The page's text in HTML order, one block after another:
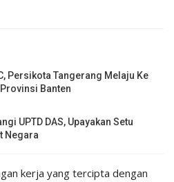
Persikota Tangerang Melaju Ke
Banten
UPTD DAS, Upayakan Setu
Negara
kerja yang tercipta dengan